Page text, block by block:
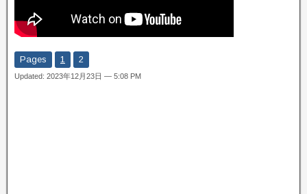
Pages 1 2
Updated: 2023年12月23日 — 5:08 PM